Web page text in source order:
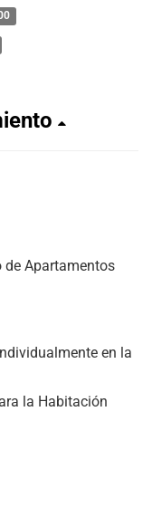
de Apartamentos
en la
la Habitación